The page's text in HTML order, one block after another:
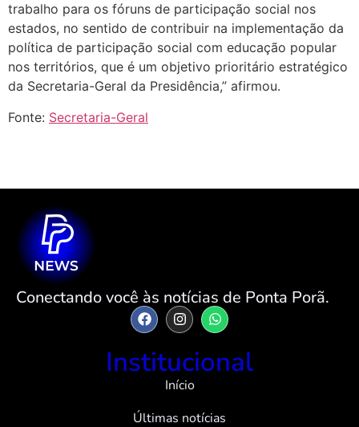
trabalho para os fóruns de participação social nos
estados, no sentido de contribuir na implementação da
política de participação social com educação popular
nos territórios, que é um objetivo prioritário estratégico
da Secretaria-Geral da Presidência,” afirmou.
Fonte: Secretaria-Geral
Conectando você às notícias de Ponta Porã.
Institucional
Início
Últimas notícias